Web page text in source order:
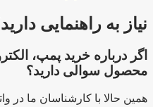
نیاز به راهنمایی
اگر درباره خرید پمپ،
محصول سوالی دارید؟
همین حالا با کارشناسان ما در